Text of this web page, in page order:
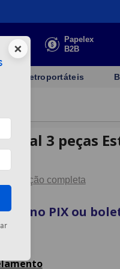
Faça sua
cotação
Papelex
B2B
Eletroportáteis
Casal 3 peças
Descrição completa
no PIX ou
×